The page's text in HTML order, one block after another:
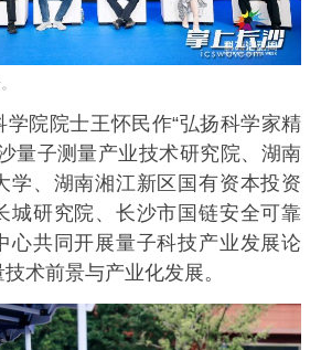
学院院士王怀民作“弘扬科学家精
量子测量产业技术研究院、湖南
学、湖南湘江新区国有资本投资
城研究院、长沙市国链安全可靠
心共同开展量子科技产业发展论
术前景与产业化发展。